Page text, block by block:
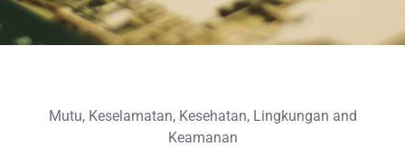
Mutu, Keselamatan, Kesehatan, Lingkungan and
Keamanan